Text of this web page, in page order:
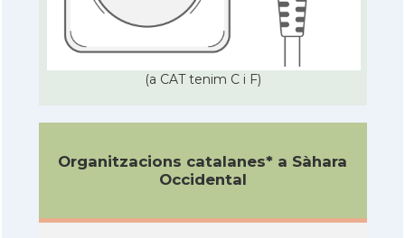
(a CAT tenim C i F)
Organitzacions catalanes* a Sàhara
Occidental